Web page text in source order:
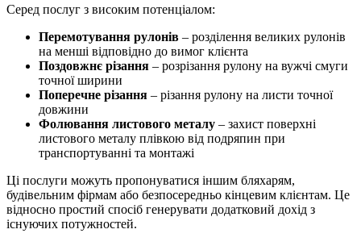
Серед послуг з високим потенціалом:
Перемотування рулонів – розділення великих рулонів
на менші відповідно до вимог клієнта
Поздовжнє різання – розрізання рулону на вужчі смуги
точної ширини
Поперечне різання – різання рулону на листи точної
довжини
Фолювання листового металу – захист поверхні
листового металу плівкою від подряпин при
транспортуванні та монтажі
Ці послуги можуть пропонуватися іншим бляхарям,
будівельним фірмам або безпосередньо кінцевим клієнтам. Це
відносно простий спосіб генерувати додатковий дохід з
існуючих потужностей.